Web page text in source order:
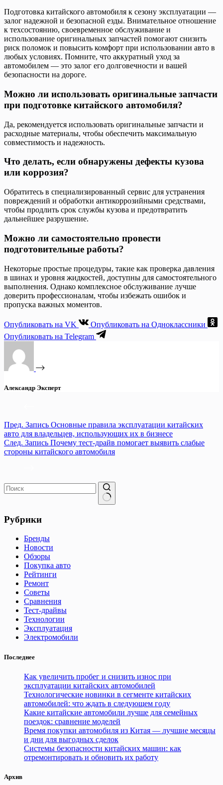
Подготовка китайского автомобиля к сезону эксплуатации —
залог надежной и безопасной езды. Внимательное отношение
к техсостоянию, своевременное обслуживание и
использование оригинальных запчастей помогают снизить
риск поломок и повысить комфорт при использовании авто в
любых условиях. Помните, что аккуратный уход за
автомобилем — это залог его долговечности и вашей
безопасности на дороге.
Можно ли использовать оригинальные запчасти
при подготовке китайского автомобиля?
Да, рекомендуется использовать оригинальные запчасти и
расходные материалы, чтобы обеспечить максимальную
совместимость и надежность.
Что делать, если обнаружены дефекты кузова
или коррозия?
Обратитесь в специализированный сервис для устранения
повреждений и обработки антикоррозийными средствами,
чтобы продлить срок службы кузова и предотвратить
дальнейшее разрушение.
Можно ли самостоятельно провести
подготовительные работы?
Некоторые простые процедуры, такие как проверка давления
в шинах и уровня жидкостей, доступны для самостоятельного
выполнения. Однако комплексное обслуживание лучше
доверить профессионалам, чтобы избежать ошибок и
пропуска важных моментов.
Опубликовать на VK
Опубликовать на Одноклассники
Опубликовать на Telegram
Александр Эксперт
Пред. Запись Основные правила эксплуатации китайских
авто для владельцев, использующих их в бизнесе
След. Запись Почему тест-драйв помогает выявить слабые
стороны китайского автомобиля
не
найдено
Рубрики
Бренды
Новости
Обзоры
Покупка авто
Рейтинги
Ремонт
Советы
Сравнения
Тест-драйвы
Технологии
Эксплуатация
Электромобили
Последнее
Как увеличить пробег и снизить износ при
эксплуатации китайских автомобилей
Технологические новинки в сегменте китайских
автомобилей: что ждать в следующем году
Какие китайские автомобили лучше для семейных
поездок: сравнение моделей
Время покупки автомобиля из Китая — лучшие месяцы
и дни для выгодных сделок
Системы безопасности китайских машин: как
отремонтировать и обновить их работу
Архив